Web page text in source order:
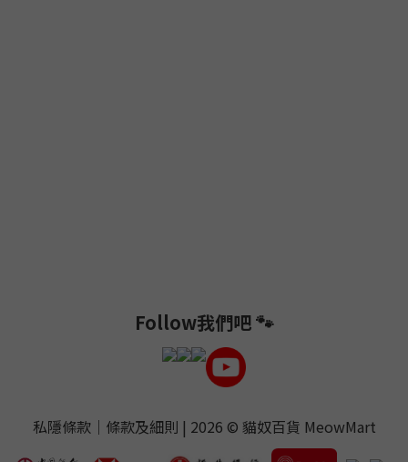
Follow我們吧 🐾
私隱條款｜ 條款及細則 | 2026 © 貓奴百貨 MeowMart